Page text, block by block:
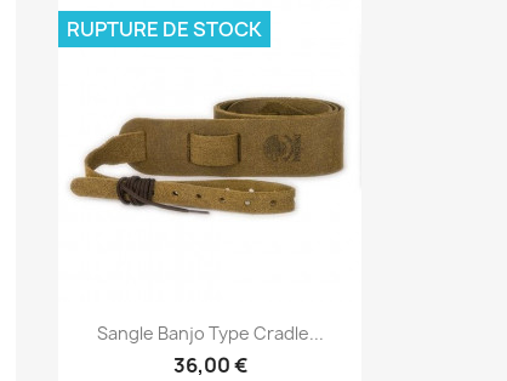
 Aperçu rapide
Sangle Banjo Type Cradle...
36,00 €
RUPTURE DE STOCK